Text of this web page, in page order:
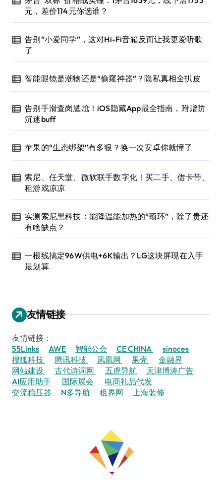
元，差价114元你选谁？
告别“小爱同学”，这对Hi-Fi音箱反而让我更爱听歌
了
智能眼镜是潮物还是“偷窥神器”？隐私真相全扒皮
告别手滑查岗尴尬！iOS隐藏App最全指南，附赠防
沉迷buff
苹果的“生态绑架”有多狠？换一次安卓你就懂了
索尼、任天堂、微软联手数字化！买二手、借卡带、
租游戏凉凉
实测索尼黑科技：能降温能加热的“颈环”，除了贵还
有啥缺点？
一根线搞定96W供电+6K输出？LG这块屏现在入手
最划算
友情链接
友情链接：
55Links
AWE 智能公会 CE CHINA
sinoces
搜狐科技
腾讯科技 凤凰网 果壳
金融界
网站建设
古代诗词网 五虎导航
天津博涛广告
AI应用助手
国际展会
电商礼品代发
交流稳压器
N多导航 租界网 上海装修